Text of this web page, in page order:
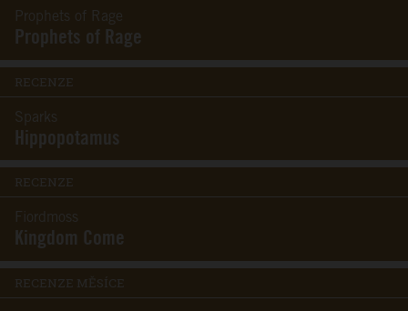
Prophets of Rage
Prophets of Rage
RECENZE
Sparks
Hippopotamus
RECENZE
Fiordmoss
Kingdom Come
RECENZE MĚSÍCE